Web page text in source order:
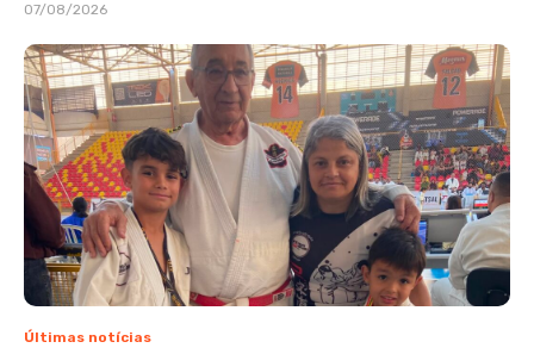
07/08/2026
Últimas notícias